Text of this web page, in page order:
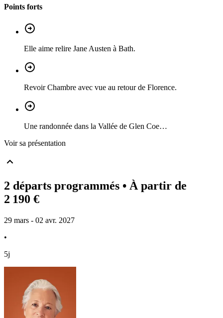
Points forts
Elle aime relire Jane Austen à Bath.
Revoir Chambre avec vue au retour de Florence.
Une randonnée dans la Vallée de Glen Coe…
Voir sa présentation
2 départs programmés • À partir de
2 190 €
29 mars - 02 avr. 2027
•
5j